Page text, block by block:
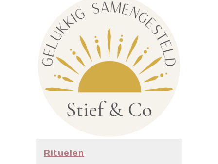
Rituelen